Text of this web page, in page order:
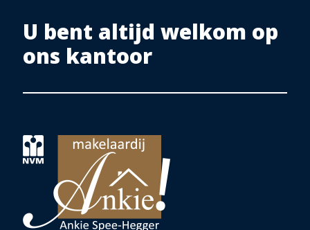
U bent altijd welkom op
ons kantoor